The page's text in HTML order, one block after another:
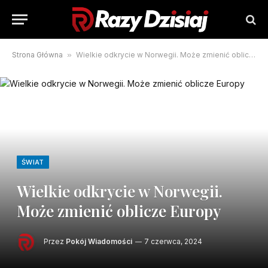
Strona Główna » Wielkie odkrycie w Norwegii. Może zmienić oblicze Europy
ŚWIAT
Wielkie odkrycie w Norwegii.
Może zmienić oblicze Europy
Przez Pokój Wiadomości 7 czerwca, 2024